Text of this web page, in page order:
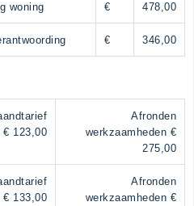
woning € 478,00
€ 346,00
€ 123,00
Afronden
werkzaamheden €
275,00
€ 133,00
Afronden
werkzaamheden €